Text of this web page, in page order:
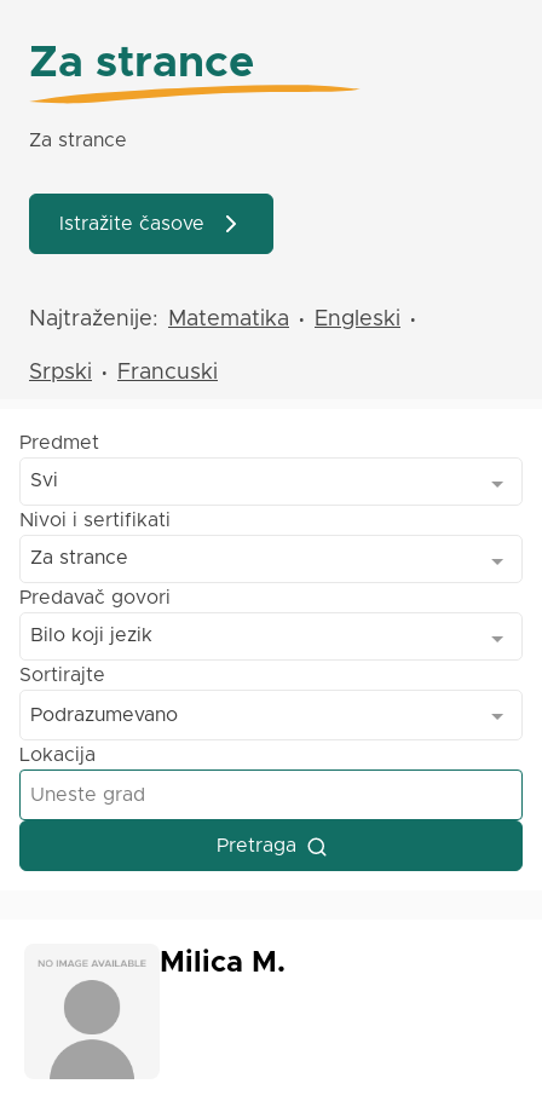
Za strance
Za strance
Istražite časove
Najtraženije: Matematika • Engleski •
Srpski • Francuski
Predmet
Svi
Nivoi i sertifikati
Za strance
Predavač govori
Bilo koji jezik
Sortirajte
Podrazumevano
Lokacija
Pretraga
Milica M.